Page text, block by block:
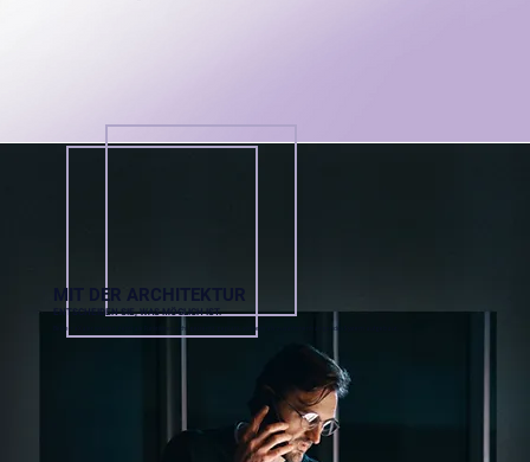
MIT DER ARCHITEKTUR
ENTSCHEIDEN SIE, WAS MÖGLICH IST.
Bei terraXaler werden zentrale Funktionen nicht getrennt geplant, sondern als zusammenhängendes System aufgebaut.